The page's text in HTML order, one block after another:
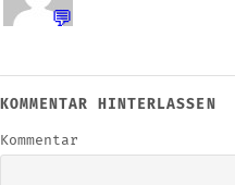
💬
KOMMENTAR HINTERLASSEN
Kommentar